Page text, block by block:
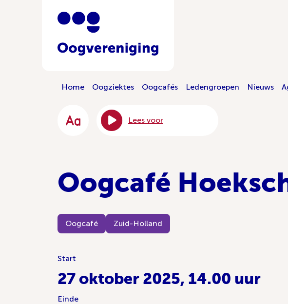
Home Oogziektes Oogcafés Ledengroepen Nieuws
Lees voor
Oogcafé
Oogcafé Zuid-Holland
Start
27 oktober 2025, 14.00 uur
Einde